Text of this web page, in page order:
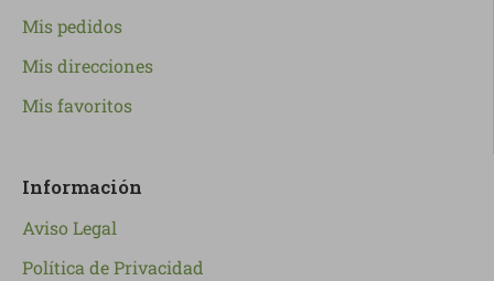
Mis pedidos
Mis direcciones
Mis favoritos
Información
Aviso Legal
Política de Privacidad